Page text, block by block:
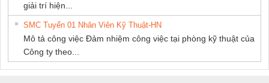
giải trí hiện...
SMC Tuyển 01 Nhân Viên Kỹ Thuật-HN
Mô tả công việc Đảm nhiệm công việc tại phòng kỹ thuật của
Công ty theo...